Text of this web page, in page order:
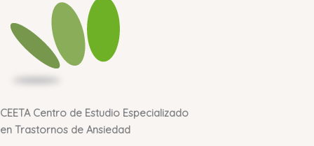
CEETA Centro de Estudio Especializado
en Trastornos de Ansiedad